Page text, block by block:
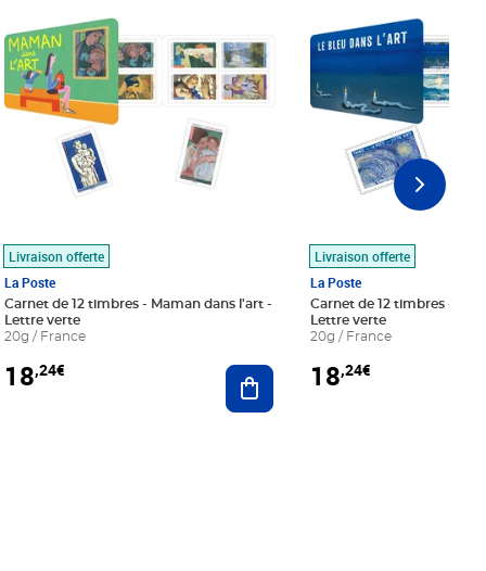
au panier
Livraison offerte
La Poste
Carnet de 12 timbres - Maman dans l'art -
Lettre verte
20g / France
18,24€ Ajouter au panier
Livraison offerte
La Poste
Carnet de 12 timbres - Le
Lettre verte
20g / France
18,24€